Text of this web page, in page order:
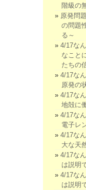
階級の
原発問
の問題
る～
4/17な
なこと
たちの
4/17な
原発の
4/17な
地殻に
4/17な
電子レ
4/17な
大な天
4/17な
は説明
4/17な
は説明